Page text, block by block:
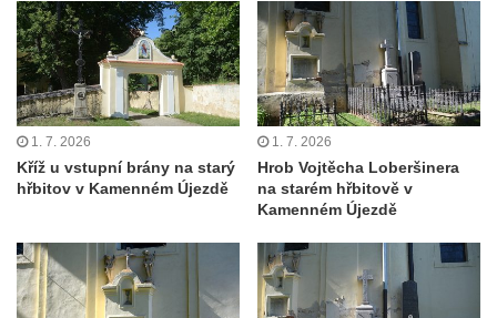
v Mikulášovicích
Kříž před kostelem svatých Petra a Pavla v
Růžové
Centrální kříž na starém hřbitově ve
Vilémově
Centrální kříž na novém hřbitově ve
Kříž u kostela Nanebevzetí Panny Marie na
křížové cestě ve Vilémově
Kříž u cesty mezi Růžovou a Kamenickou
1. 7. 2026
Kříž u vstupní brány na starý
hřbitov v Kamenném Újezdě
1. 7. 2026
Hrob Vojtěcha Loberšinera
na starém hřbitově v
Kamenném Újezdě